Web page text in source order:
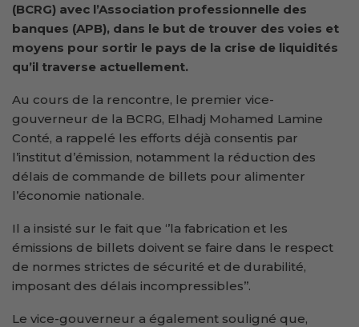
(BCRG) avec l’Association professionnelle des
banques (APB), dans le but de trouver des voies et
moyens pour sortir le pays de la crise de liquidités
qu’il traverse actuellement.
Au cours de la rencontre, le premier vice-
gouverneur de la BCRG, Elhadj Mohamed Lamine
Conté, a rappelé les efforts déjà consentis par
l’institut d’émission, notamment la réduction des
délais de commande de billets pour alimenter
l’économie nationale.
Il a insisté sur le fait que ‘’la fabrication et les
émissions de billets doivent se faire dans le respect
de normes strictes de sécurité et de durabilité,
imposant des délais incompressibles’’.
Le vice-gouverneur a également souligné que,